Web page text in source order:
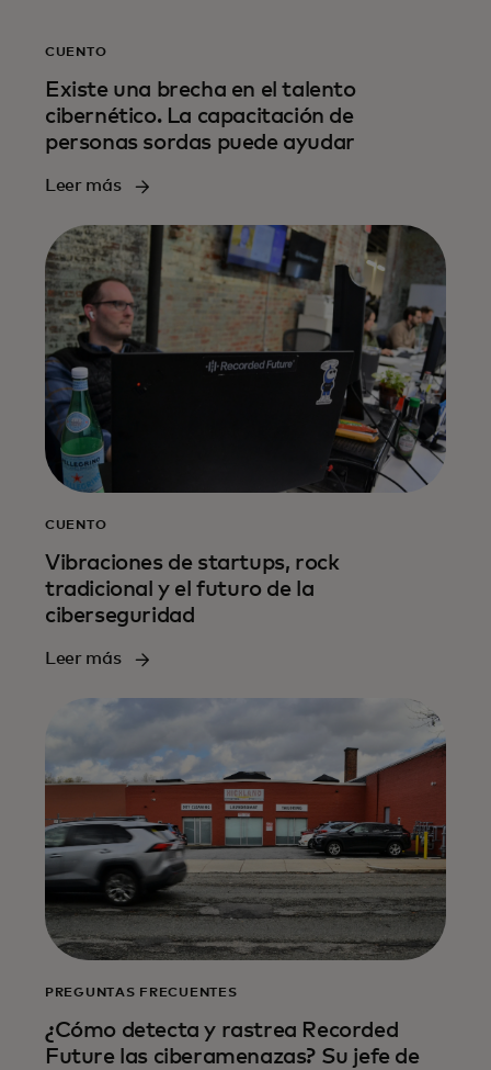
CUENTO
Existe una brecha en el talento
cibernético. La capacitación de
personas sordas puede ayudar
Leer más
CUENTO
Vibraciones de startups, rock
tradicional y el futuro de la
ciberseguridad
Leer más
PREGUNTAS FRECUENTES
¿Cómo detecta y rastrea Recorded
Future las ciberamenazas? Su jefe de